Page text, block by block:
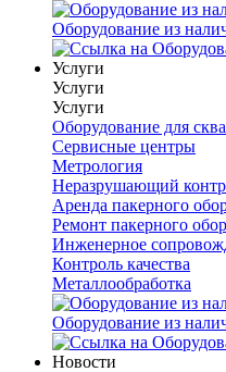
Оборудование из
Услуги
Услуги
Услуги
Оборудование для
Сервисные центры
Метрология
Неразрушающий
Аренда пакерного
Ремонт пакерного
Инженерное
Контроль качества
Металлообработка
Оборудование из
Новости